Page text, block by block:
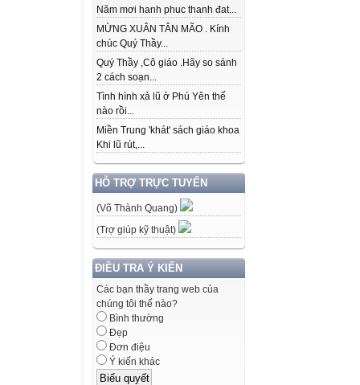
Năm mơi hanh phuc thanh đat...
MỪNG XUÂN TÂN MÃO . Kính
chúc Quý Thầy...
Quý Thầy ,Cô giáo .Hãy so sánh
2 cách soạn...
Tình hình xả lũ ở Phú Yên thế
nào rồi...
Miền Trung 'khát' sách giáo khoa
Khi lũ rút,...
HỖ TRỢ TRỰC TUYẾN
(Võ Thành Quang)
(Trợ giúp kỹ thuật)
ĐIỀU TRA Ý KIẾN
Các bạn thầy trang web của
chúng tôi thế nào?
Bình thường
Đẹp
Đơn điệu
Ý kiến khác